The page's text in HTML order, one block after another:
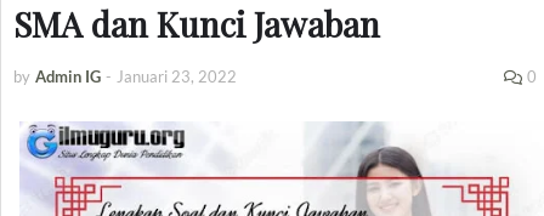
SMA dan Kunci Jawaban
by Admin IG - Januari 23, 2022 0